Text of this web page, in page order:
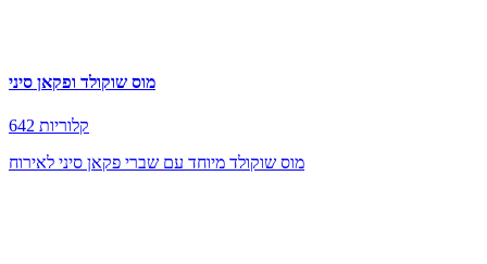
מוס שוקולד ופקאן סיני
642 קלוריות
מוס שוקולד מיוחד עם שברי פקאן סיני לאירוח